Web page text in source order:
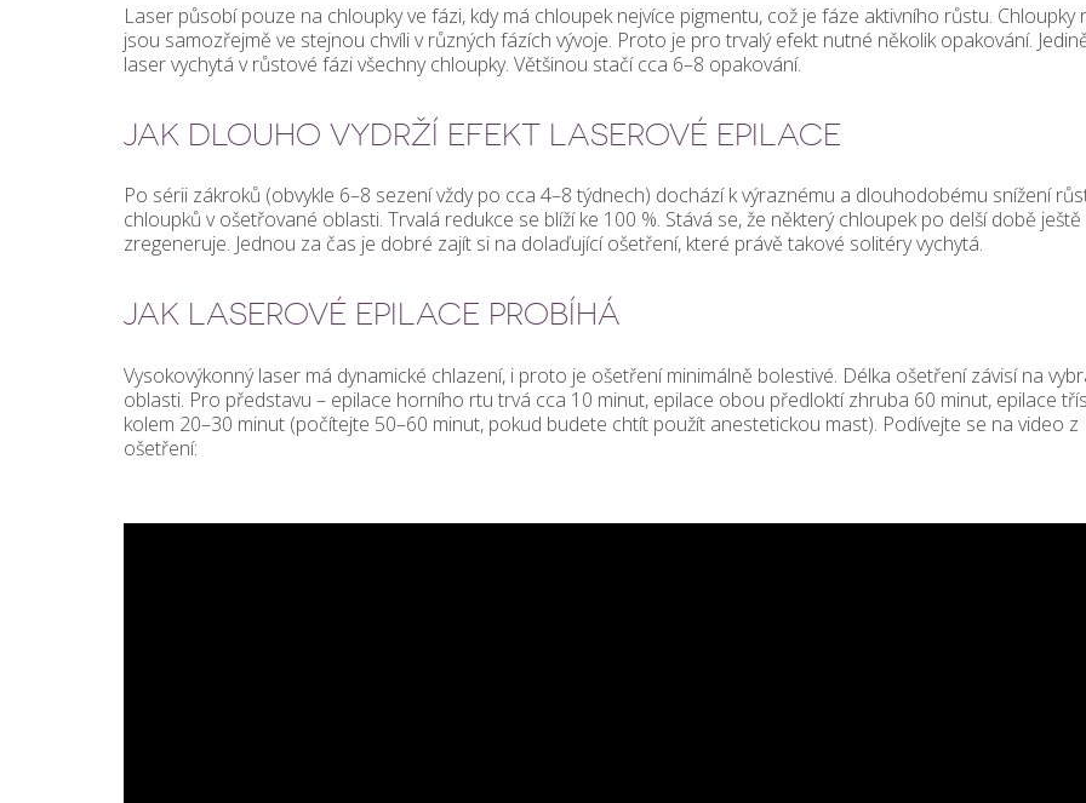
Laser působí pouze na chloupky ve fázi, kdy má chloupek nejvíce pigmentu, což je fáze aktivního růstu. Chloupky
jsou samozřejmě ve stejnou chvíli v různých fázích vývoje. Proto je pro trvalý efekt nutné několik opakování.
laser vychytá v růstové fázi všechny chloupky. Většinou stačí cca 6–8 opakování.
JAK DLOUHO VYDRŽÍ EFEKT LASEROVÉ EPILACE
Po sérii zákroků (obvykle 6–8 sezení vždy po cca 4–8 týdnech) dochází k výraznému a dlouhodobému snížení
chloupků v ošetřované oblasti. Trvalá redukce se blíží ke 100 %. Stává se, že některý chloupek po delší době ještě
zregeneruje. Jednou za čas je dobré zajít si na dolaďující ošetření, které právě takové solitéry vychytá.
JAK LASEROVÉ EPILACE PROBÍHÁ
Vysokovýkonný laser má dynamické chlazení, i proto je ošetření minimálně bolestivé. Délka ošetření závisí na
oblasti. Pro představu – epilace horního rtu trvá cca 10 minut, epilace obou předloktí zhruba 60 minut, epilace
kolem 20–30 minut (počítejte 50–60 minut, pokud budete chtít použít anestetickou mast). Podívejte se na video z
ošetření: